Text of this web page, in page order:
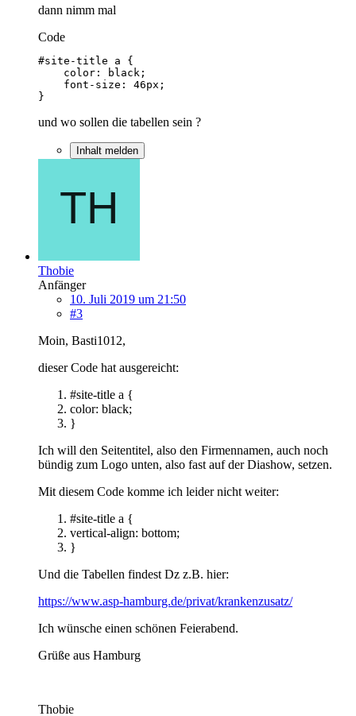
dann nimm mal
Code
}
und wo sollen die tabellen sein ?
Inhalt melden
Thobie
Anfänger
10. Juli 2019 um 21:50
#3
Moin, Basti1012,
dieser Code hat ausgereicht:
#site-title a {
color: black;
}
Ich will den Seitentitel, also den Firmennamen, auch noch
bündig zum Logo unten, also fast auf der Diashow, setzen.
Mit diesem Code komme ich leider nicht weiter:
#site-title a {
vertical-align: bottom;
}
Und die Tabellen findest Dz z.B. hier:
https://www.asp-hamburg.de/privat/krankenzusatz/
Ich wünsche einen schönen Feierabend.
Grüße aus Hamburg
Thobie